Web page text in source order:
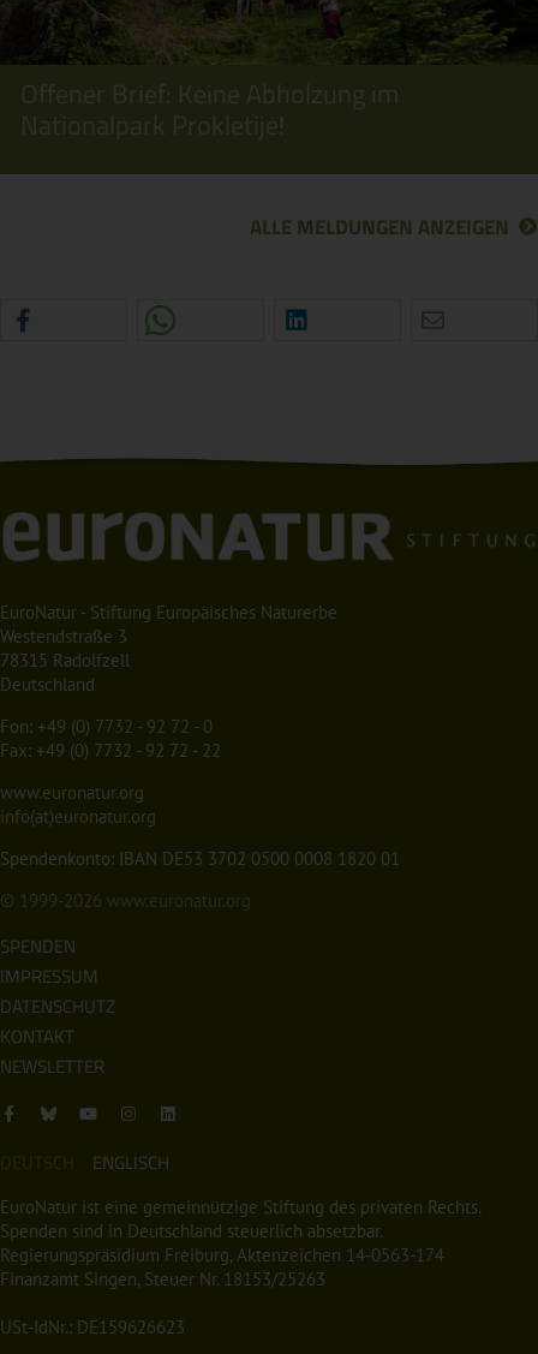
Offener Brief: Keine Abholzung im
Nationalpark Prokletije!
ALLE MELDUNGEN ANZEIGEN
EuroNatur - Stiftung Europäisches Naturerbe
Westendstraße 3
78315 Radolfzell
Deutschland
Fon: +49 (0) 7732 - 92 72 - 0
Fax: +49 (0) 7732 - 92 72 - 22
www.euronatur.org
info(at)euronatur.org
Spendenkonto: IBAN DE53 3702 0500 0008 1820 01
© 1999-2026 www.euronatur.org
SPENDEN
IMPRESSUM
DATENSCHUTZ
KONTAKT
NEWSLETTER
DEUTSCH ENGLISCH
EuroNatur ist eine gemeinnützige Stiftung des privaten Rechts.
Spenden sind in Deutschland steuerlich absetzbar.
Regierungspräsidium Freiburg, Aktenzeichen 14-0563-174
Finanzamt Singen, Steuer Nr. 18153/25263
USt-IdNr.: DE159626623